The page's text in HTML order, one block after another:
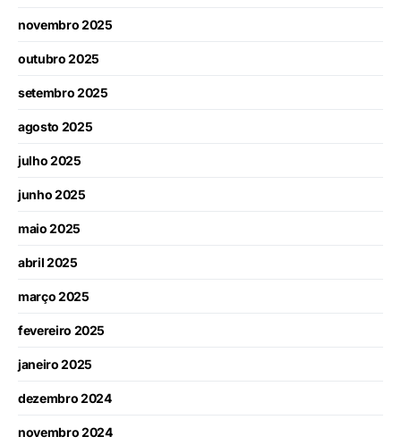
novembro 2025
outubro 2025
setembro 2025
agosto 2025
julho 2025
junho 2025
maio 2025
abril 2025
março 2025
fevereiro 2025
janeiro 2025
dezembro 2024
novembro 2024